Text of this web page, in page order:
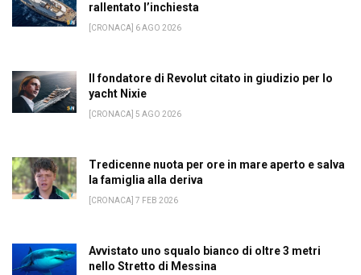
rallentato l’inchiesta
[CRONACA] 6 AGO 2026
Il fondatore di Revolut citato in giudizio per lo
yacht Nixie
[CRONACA] 5 AGO 2026
Tredicenne nuota per ore in mare aperto e salva
la famiglia alla deriva
[CRONACA] 7 FEB 2026
Avvistato uno squalo bianco di oltre 3 metri
nello Stretto di Messina